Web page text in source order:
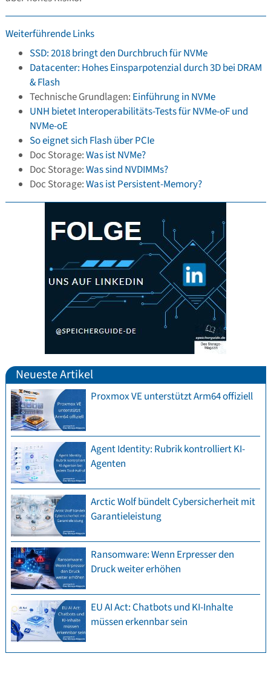
Weiterführende Links
SSD: 2018 bringt den Durchbruch für NVMe
Datacenter: Hohes Einsparpotenzial durch 3D bei DRAM
& Flash
Technische Grundlagen: Einführung in NVMe
UNH bietet Interoperabilitäts-Tests für NVMe-oF und
NVMe-oE
So eignet sich Flash über PCIe
Doc Storage:Was ist NVMe?
Doc Storage:Was sind NVDIMMs?
Doc Storage:Was ist Persistent-Memory?
Neueste Artikel
Proxmox VE unterstützt Arm64 offiziell
Agent Identity: Rubrik kontrolliert KI-
Agenten
Arctic Wolf bündelt Cybersicherheit mit
Garantieleistung
Ransomware: Wenn Erpresser den
Druck weiter erhöhen
EU AI Act: Chatbots und KI-Inhalte
müssen erkennbar sein